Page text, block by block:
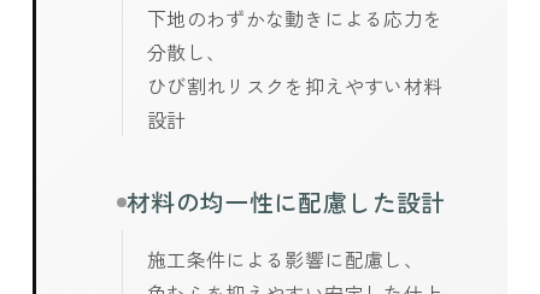
下地のわずかな動きによる応力を
分散し、
ひび割れリスクを抑えやすい材料
設計
材料の均一性に配慮した設計
施工条件による影響に配慮し、